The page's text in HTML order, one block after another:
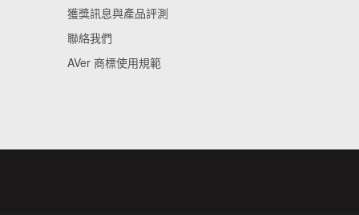
獲獎訊息與產品評測
聯絡我們
AVer 商標使用規範